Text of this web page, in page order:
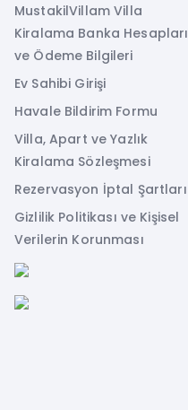
MustakilVillam Villa
Kiralama Banka Hesapları
ve Ödeme Bilgileri
Ev Sahibi Girişi
Havale Bildirim Formu
Villa, Apart ve Yazlık
Kiralama Sözleşmesi
Rezervasyon İptal Şartları
Gizlilik Politikası ve Kişisel
Verilerin Korunması